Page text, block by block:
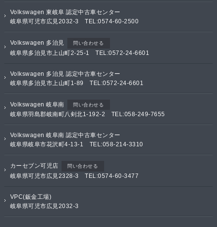
Volkswagen 東岐阜 認定中古車センター
岐阜県可児市広見2032-3 TEL:0574-60-2500
Volkswagen 多治見 問い合わせる
岐阜県多治見市上山町2-25-1 TEL:0572-24-6601
Volkswagen 多治見 認定中古車センター
岐阜県多治見市上山町1-89 TEL:0572-24-6601
Volkswagen 岐阜南 問い合わせる
岐阜県羽島郡岐南町八剣北1-192-2 TEL:058-249-7655
Volkswagen 岐阜南 認定中古車センター
岐阜県岐阜市花沢町4-13-1 TEL:058-214-3310
カーセブン可児店 問い合わせる
岐阜県可児市広見2328-3 TEL:0574-60-3477
VPC(鈑金工場)
岐阜県可児市広見2032-3